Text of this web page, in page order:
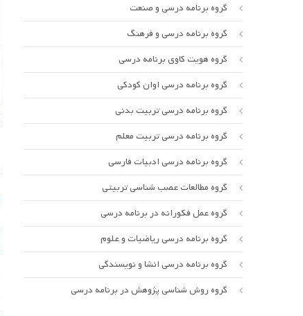
گروه برنامه درسی و صنعت
گروه برنامه درسی و فرهنگ
گروه هویت کاوی برنامه درسی
گروه برنامه درسی اوان کودکی
گروه برنامه درسی تربیت بدنی
گروه برنامه درسی تربیت معلم
گروه برنامه درسی ادبیات فارسی
گروه مطالعات عصب شناسی تربیتی
گروه عمل فکورانه در برنامه درسی
گروه برنامه درسی ریاضیات و علوم
گروه برنامه درسی انشا و نویسندگی
گروه روش شناسی پژوهش در برنامه درسی